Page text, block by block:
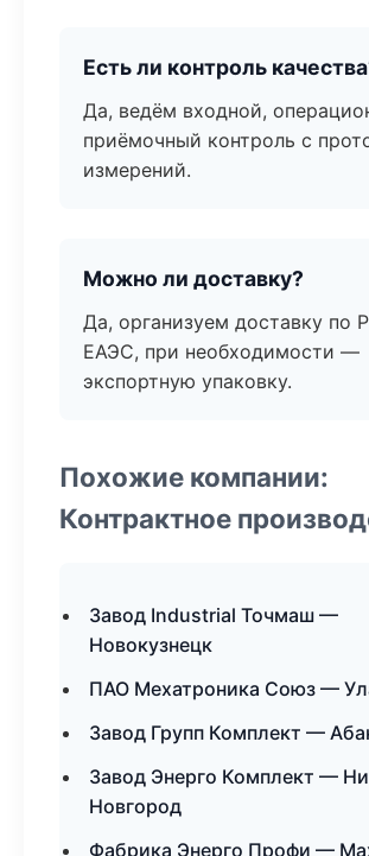
Есть ли контроль
Да, ведём входной,
приёмочный контроль с
измерений.
Можно ли доставку?
Да, организуем доставку по
ЕАЭС, при необходимости —
экспортную упаковку.
Похожие компании:
Контрактное
Завод Industrial Точмаш —
Новокузнецк
ПАО Мехатроника Союз —
Завод Групп Комплект —
Завод Энерго Комплект —
Новгород
Фабрика Энерго Профи —